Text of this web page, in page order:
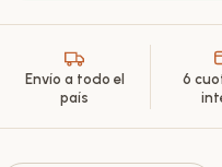
Latte
cantidad
Envío a todo el
país
6